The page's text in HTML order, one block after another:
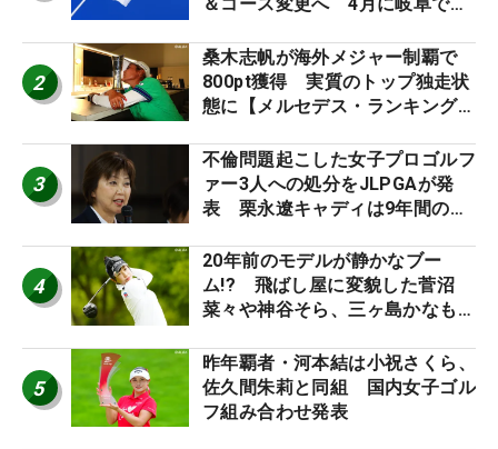
＆コース変更へ 4月に岐阜で開
2
桑木志帆が海外メジャー制覇で
800pt獲得 実質のトップ独走状
態に【メルセデス・ランキング番
3
不倫問題起こした女子プロゴルフ
ァー3人への処分をJLPGAが発
表 栗永遼キャディは9年間の立
4
20年前のモデルが静かなブー
ム!? 飛ばし屋に変貌した菅沼
菜々や神谷そら、三ヶ島かなも使
ロたちの“飛ばしギア”】
5
昨年覇者・河本結は小祝さくら、
佐久間朱莉と同組 国内女子ゴル
フ組み合わせ発表